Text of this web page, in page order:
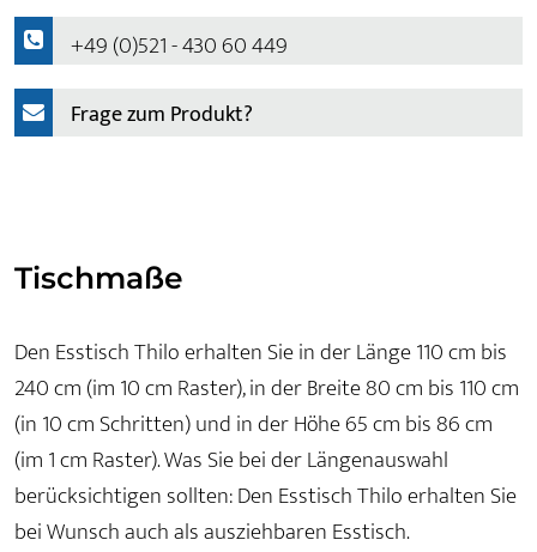
+49 (0)521 - 430 60 449
Frage zum Produkt?
Tischmaße
Den Esstisch Thilo erhalten Sie in der Länge 110 cm bis
240 cm (im 10 cm Raster), in der Breite 80 cm bis 110 cm
(in 10 cm Schritten) und in der Höhe 65 cm bis 86 cm
(im 1 cm Raster). Was Sie bei der Längenauswahl
berücksichtigen sollten: Den Esstisch Thilo erhalten Sie
bei Wunsch auch als ausziehbaren Esstisch.